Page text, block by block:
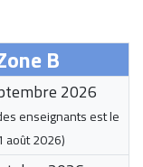
B
2026
enseignants est le
août 2026)